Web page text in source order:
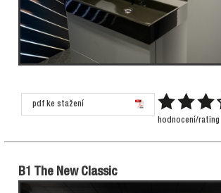
pdf ke stažení
hodnocení/rating
B1 The New Classic